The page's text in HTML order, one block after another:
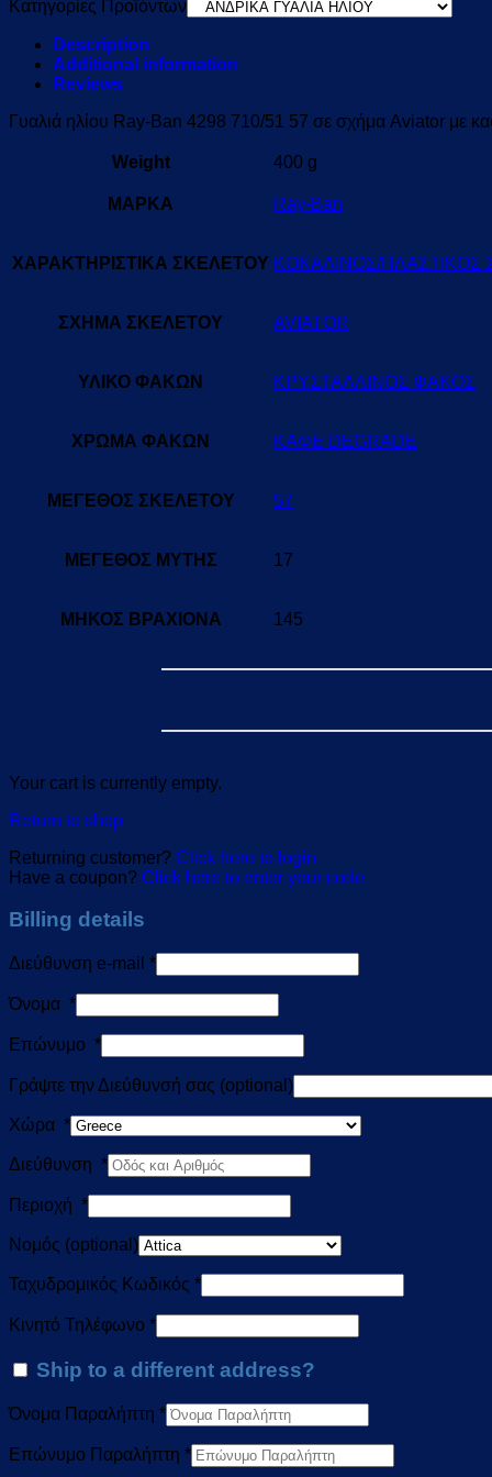
Κατηγορίες Προϊόντων
Description
Additional information
Reviews
Γυαλιά ηλίου Ray-Ban 4298 710/51 57 σε σχήμα Aviator με
Weight 400 g
ΜΑΡΚΑ Ray-Ban
ΧΑΡΑΚΤΗΡΙΣΤΙΚΑ ΣΚΕΛΕΤΟΥ ΚΟΚΑΛΙΝΟΣ/ΠΛΑΣΤΙΚΟΣ
ΣΧΗΜΑ ΣΚΕΛΕΤΟΥ AVIATOR
ΥΛΙΚΟ ΦΑΚΩΝ ΚΡΥΣΤΑΛΛΙΝΟΣ ΦΑΚΟΣ
ΧΡΩΜΑ ΦΑΚΩΝ ΚΑΦΕ DEGRADE
ΜΕΓΕΘΟΣ ΣΚΕΛΕΤΟΥ 57
ΜΕΓΕΘΟΣ ΜΥΤΗΣ 17
ΜΗΚΟΣ ΒΡΑΧΙΟΝΑ 145
Your cart is currently empty.
Return to shop
Returning customer? Click here to login
Have a coupon? Click here to enter your code
Billing details
Διεύθυνση e-mail *
Όνομα *
Επώνυμο *
Γράψτε την Διεύθυνσή σας (optional)
Χώρα *
Διεύθυνση *
Περιοχή *
Νομός (optional)
Ταχυδρομικός Κωδικός *
Κινητό Τηλέφωνο *
Ship to a different address?
Όνομα Παραλήπτη *
Επώνυμο Παραλήπτη *